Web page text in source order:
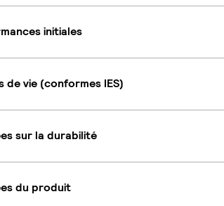
initiales
de vie (conformes IES)
sur la durabilité
du produit